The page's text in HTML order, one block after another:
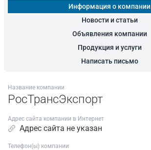
Информация о компании
Новости и статьи
Объявления компании
Продукция и услуги
Написать письмо
Название компании
РосТрансЭкспорт
Адрес сайта компании в Интернет
Адрес сайта не указан
Телефон(ы) компании